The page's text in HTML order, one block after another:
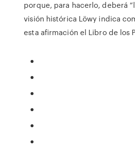
porque, para hacerlo, deberá
visión histórica Löwy indica
esta afirmación el Libro de los